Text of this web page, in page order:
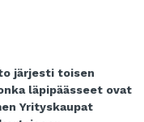
järjesti toisen
läpipäässeet ovat
Yrityskaupat